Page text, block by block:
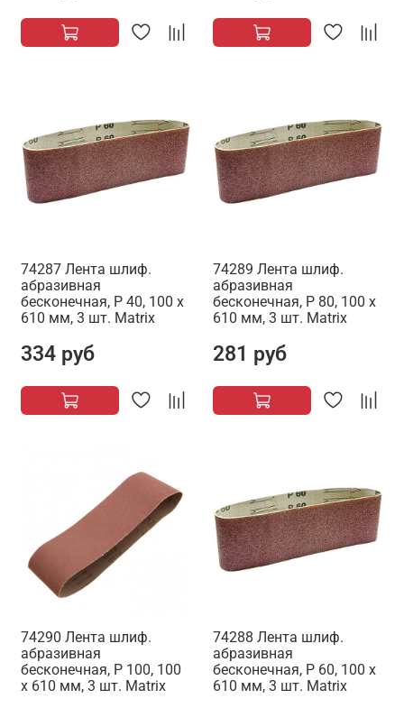
74287 Лента шлиф.
абразивная
бесконечная, P 40, 100 х
610 мм, 3 шт. Matrix
334 руб
74289 Лента шлиф.
абразивная
бесконечная, P 80, 100 х
610 мм, 3 шт. Matrix
281 руб
74290 Лента шлиф.
абразивная
бесконечная, P 100, 100
х 610 мм, 3 шт. Matrix
74288 Лента шлиф.
абразивная
бесконечная, P 60, 100 х
610 мм, 3 шт. Matrix